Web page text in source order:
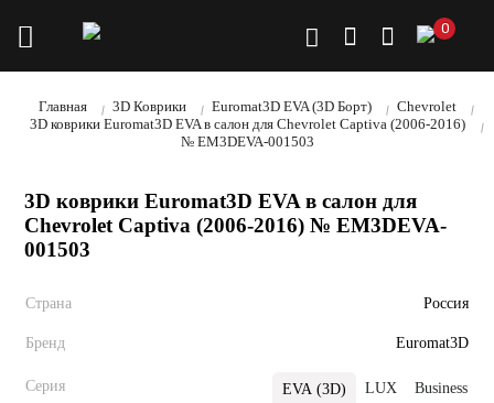
0
Главная 3D Коврики Euromat3D EVA (3D Борт)
Chevrolet
3D коврики Euromat3D EVA в салон для Chevrolet Captiva (2006-2016)
№ EM3DEVA-001503
3D коврики Euromat3D EVA в салон для
Chevrolet Captiva (2006-2016) № EM3DEVA-
001503
Страна Россия
Бренд Euromat3D
Серия EVA (3D) LUX Business